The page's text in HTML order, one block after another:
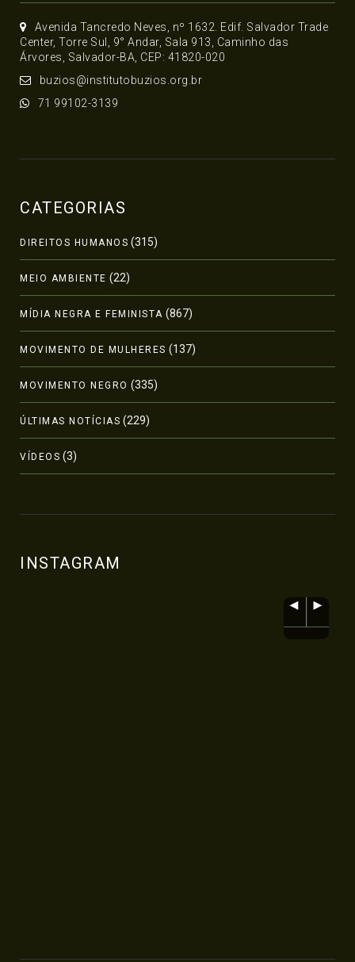
Avenida Tancredo Neves, nº 1632. Edif. Salvador Trade
Center, Torre Sul, 9° Andar, Sala 913, Caminho das
Árvores, Salvador-BA, CEP: 41820-020
buzios@institutobuzios.org.br
71 99102-3139
CATEGORIAS
DIREITOS HUMANOS (315)
MEIO AMBIENTE (22)
MÍDIA NEGRA E FEMINISTA (867)
MOVIMENTO DE MULHERES (137)
MOVIMENTO NEGRO (335)
ÚLTIMAS NOTÍCIAS (229)
VÍDEOS (3)
INSTAGRAM